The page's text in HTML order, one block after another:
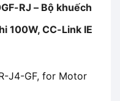
RJ – Bộ khuếch
100W, CC-Link IE
J4-GF, for Motor